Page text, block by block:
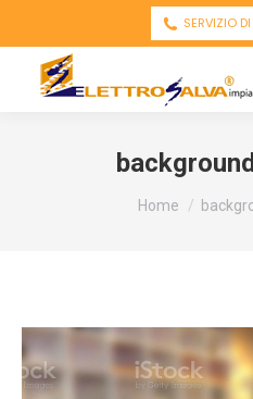
SERVIZIO
You are here:
Home